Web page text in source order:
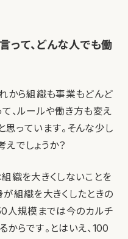
って、どんな人でも働
れから組織も事業もどんど
、ルールや働き方も変え
っています。そんな少し
でしょうか？
織を大きくしないことを
が組織を大きくしたときの
人規模までは今のカルチ
らです。とはいえ、100